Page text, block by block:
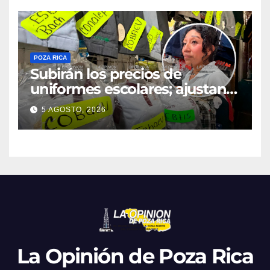
POZA RICA
Subirán los precios de
uniformes escolares; ajustan
promociones
5 AGOSTO, 2026
La Opinión de Poza Rica